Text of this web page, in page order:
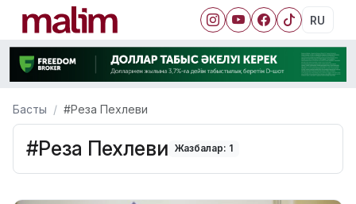
RU
Басты #Реза Пехлеви
#Реза Пехлеви Жазбалар: 1